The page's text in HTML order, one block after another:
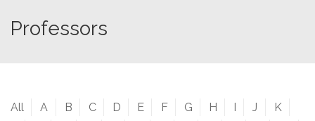
Professors
All A B C D E F G H I J
K